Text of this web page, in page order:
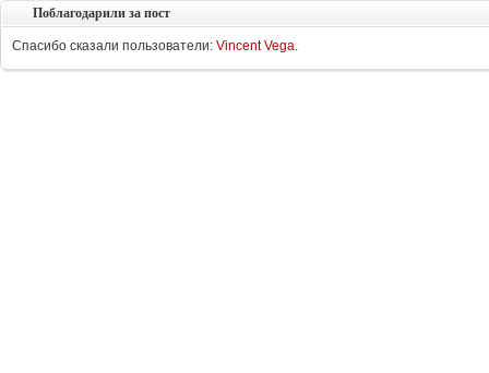
Поблагодарили за пост
Спасибо сказали пользователи: Vincent Vega.